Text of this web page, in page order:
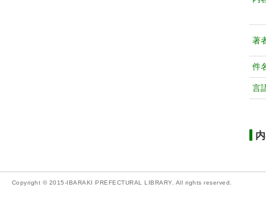
著
件
言
Copyright © 2015-IBARAKI PREFECTURAL LIBRARY. All rights reserved.